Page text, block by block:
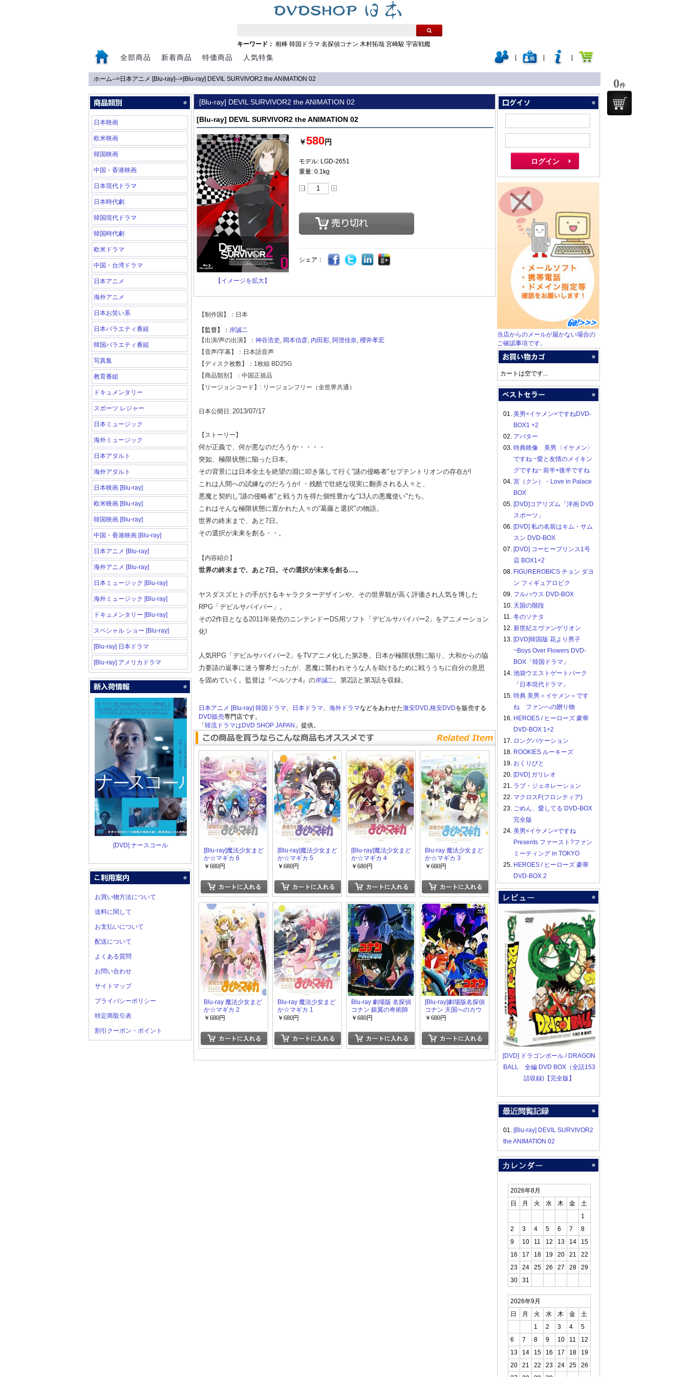
キーワード： 相棒 韓国ドラマ 名探偵コナン 木村拓哉 宮崎駿 宇宙戦艦
全部商品 新着商品 特価商品 人気特集
ホーム-->日本アニメ [Blu-ray]-->[Blu-ray] DEVIL SURVIVOR2 the ANIMATION 02
日本映画
欧米映画
韓国映画
中国・香港映画
日本現代ドラマ
日本時代劇
韓国現代ドラマ
韓国時代劇
欧米ドラマ
中国・台湾ドラマ
日本アニメ
海外アニメ
日本お笑い系
日本バラエティ番組
韓国バラエティ番組
写真集
教育番組
ドキュメンタリー
スポーツ レジャー
日本ミュージック
海外ミュージック
日本アダルト
海外アダルト
日本映画 [Blu-ray]
欧米映画 [Blu-ray]
韓国映画 [Blu-ray]
中国・香港映画 [Blu-ray]
日本アニメ [Blu-ray]
海外アニメ [Blu-ray]
日本ミュージック [Blu-ray]
海外ミュージック [Blu-ray]
ドキュメンタリー [Blu-ray]
スペシャル ショー [Blu-ray]
[Blu-ray] 日本ドラマ
[Blu-ray] アメリカドラマ
[DVD] ナースコール
お買い物方法について
送料に関して
お支払いについて
配送について
よくある質問
お問い合わせ
サイトマップ
プライバシーポリシー
特定商取引表
割引クーポン・ポイント
[Blu-ray] DEVIL SURVIVOR2 the ANIMATION 02
[Blu-ray] DEVIL SURVIVOR2 the ANIMATION 02
【イメージを拡大】
￥580円
モデル: LGD-2651
重量: 0.1kg
シェア：
【制作国】：日本
【監督】： 岸誠二
【出演/声の出演】： 神谷浩史 , 岡本信彦, 内田彩, 阿澄佳奈, 櫻井孝宏
【音声/字幕】：日本語音声
【ディスク枚数】：1枚組 BD25G
【商品類別】：中国正規品
【リージョンコード】: リージョンフリー（全世界共通）
日本公開日: 2013/07/17
【ストーリー】
何が正義で、何が悪なのだろうか・・・・
突如、極限状態に陥った日本。
その背景には日本全土を絶望の淵に叩き落して行く“謎の侵略者"セプテントリオンの存在が!
これは人間への試練なのだろうか! ・残酷で壮絶な現実に翻弄される人々と、
悪魔と契約し“謎の侵略者"と戦う力を得た個性豊かな“13人の悪魔使い"たち。
これはそんな極限状態に置かれた人々の“葛藤と選択"の物語。
世界の終末まで、あと7日。
その選択が未来を創る・・。
【内容紹介】
世界の終末まで、あと7日。その選択が未来を創る…。
ヤスダスズヒトの手がけるキャラクターデザインや、その世界観が高く評価され人気を博した
RPG「デビルサバイバー」。
その2作目となる2011年発売のニンテンドーDS用ソフト「デビルサバイバー2」をアニメーション
化!
人気RPG「デビルサバイバー2」をTVアニメ化した第2巻。日本が極限状態に陥り、大和からの協
力要請の返事に迷う響希だったが、悪魔に襲われそうな人を助けるために戦ううちに自分の意思
を固めていく。監督は『ペルソナ4』の岸誠二。第2話と第3話を収録。
日本アニメ [Blu-ray] 韓国ドラマ、 日本ドラマ、 海外ドラマなどをあわせた激安DVD,格安DVDを販売する
DVD販売専門店です。
「 韓流ドラマはDVD SHOP JAPAN 」提供。
[Blu-ray]魔法少女まど
か☆マギカ 6
￥680円
[Blu-ray]魔法少女まど
か☆マギカ 5
￥680円
[Blu-ray]魔法少女まど
か☆マギカ 4
￥680円
Blu-ray 魔法少女まど
か☆マギカ 3
￥680円
Blu-ray 魔法少女まど
か☆マギカ 2
￥680円
Blu-ray 魔法少女まど
か☆マギカ 1
￥680円
Blu-ray 劇場版 名探偵
コナン 銀翼の奇術師
￥680円
[Blu-ray]劇場版名探偵
コナン 天国へのカウ
ントダウン「邦画
リー」
￥680円
当店からのメールが届かない場合の
ご確認事項です。
カートは空です...
01. 美男<イケメン>ですねDVD-
BOX1 +2
02. アバター
03. 特典映像 美男〈イケメン〉
ですね ~愛と友情のメイキン
グですね~ 前半+後半ですね
04. 宮（クン）・Love in Palace
BOX
05. [DVD]コアリズム「洋画 DVD
スポーツ」
06. [DVD] 私の名前はキム・サム
スン DVD-BOX
07. [DVD] コーヒープリンス1号
店 BOX1+2
08. FIGUREROBICS チョン ダヨ
ン フィギュアロビク
09. フルハウス DVD-BOX
10. 天国の階段
11. 冬のソナタ
12. 新世紀エヴァンゲリオン
13. [DVD]韓国版 花より男子
~Boys Over Flowers DVD-
BOX「韓国ドラマ」
14. 池袋ウエストゲートパーク
「日本現代ドラマ」
15. 特典 美男＜イケメン＞です
ね ファンへの贈り物
16. HEROES / ヒーローズ 豪華
DVD-BOX 1+2
17. ロングバケーション
18. ROOKIES ルーキーズ
19. おくりびと
20. [DVD] ガリレオ
21. ラブ・ジェネレーション
22. マクロスF(フロンティア)
23. ごめん、愛してる DVD-BOX
完全版
24. 美男<イケメン>ですね
Presents ファースト?ファン
ミーティング in TOKYO
25. HEROES / ヒーローズ 豪華
DVD-BOX 2
[DVD] ドラゴンボール / DRAGON
BALL 全編 DVD BOX（全話153
話収録)【完全版】
01. [Blu-ray] DEVIL SURVIVOR2
the ANIMATION 02
2026年8月
日
月 火 水 木 金
土
1
2
3 4 5 6 7
8
9
10 11 12 13 14
15
16
17 18 19 20 21
22
23
24 25 26 27 28
29
30
31
2026年9月
日
月 火 水 木 金
土
1
2 3 4
5
6
7 8 9 10 11
12
13
14 15 16 17 18
19
20
21 22 23 24 25
26
0件
0